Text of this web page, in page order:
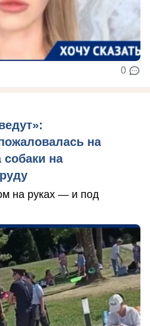
0
на
собаки на
на руках — и под